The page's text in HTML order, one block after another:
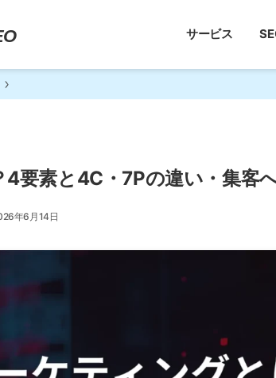
サービス
4要素と4C・7Pの違い・集客
年6月14日